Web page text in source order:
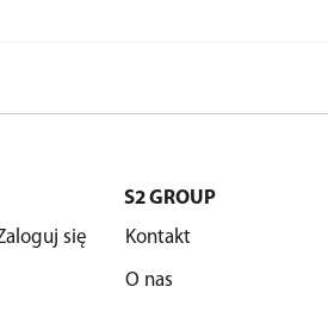
się
S2 GROUP
Kontakt
O nas